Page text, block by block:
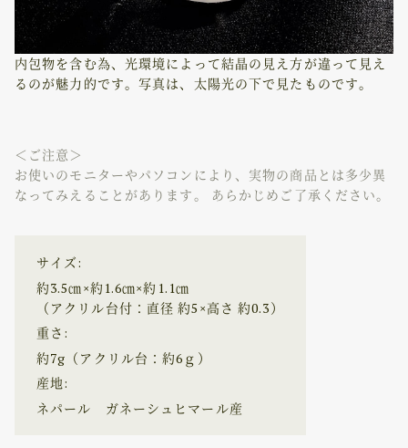
内包物を含む為、光環境によって結晶の見え方が違って見え
るのが魅力的です。写真は、太陽光の下で見たものです。
＜ご注意＞
お使いのモニターやパソコンにより、実物の商品とは多少異
なってみえることがあります。 あらかじめご了承ください。
サイズ:
約3.5㎝×約1.6㎝×約1.1㎝
（アクリル台付：直径 約5×高さ 約0.3）
重さ:
約7g（アクリル台：約6ｇ）
産地:
ネパール ガネーシュヒマール産